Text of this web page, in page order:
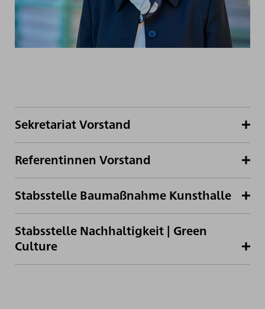
Sekretariat Vorstand
Referentinnen Vorstand
Stabsstelle Baumaßnahme Kunsthalle
Stabsstelle Nachhaltigkeit | Green
Culture